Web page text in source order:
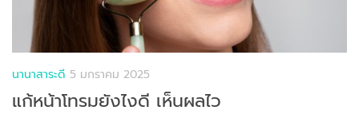
นานาสาระดี 5 มกราคม 2025
แก้หน้าโทรมยังไงดี เห็นผลไว